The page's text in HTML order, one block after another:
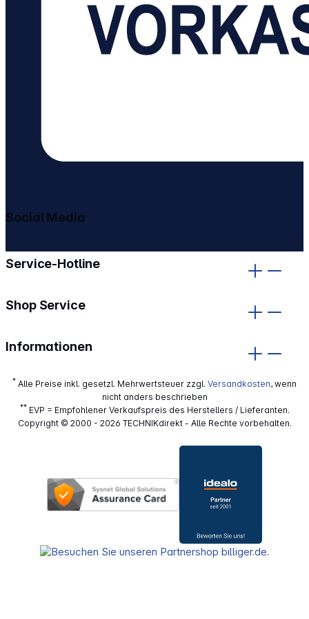
Service-Hotline
Shop Service
Informationen
Social Media
* Alle Preise inkl. gesetzl. Mehrwertsteuer zzgl. Versandkosten, wenn
nicht anders beschrieben
**EVP = Empfohlener Verkaufspreis des Herstellers / Lieferanten.
Copyright © 2000 - 2026 TECHNIKdirekt - Alle Rechte vorbehalten.